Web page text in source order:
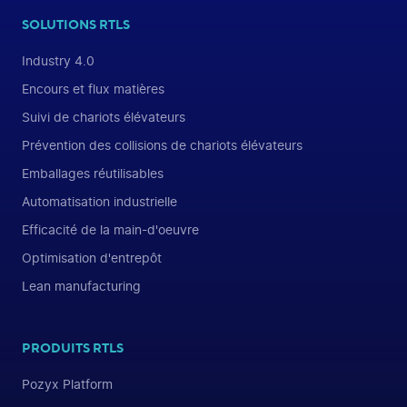
SOLUTIONS RTLS
Industry 4.0
Encours et flux matières
Suivi de chariots élévateurs
Prévention des collisions de chariots élévateurs
Emballages réutilisables
Automatisation industrielle
Efficacité de la main-d'oeuvre
Optimisation d'entrepôt
Lean manufacturing
PRODUITS RTLS
Pozyx Platform